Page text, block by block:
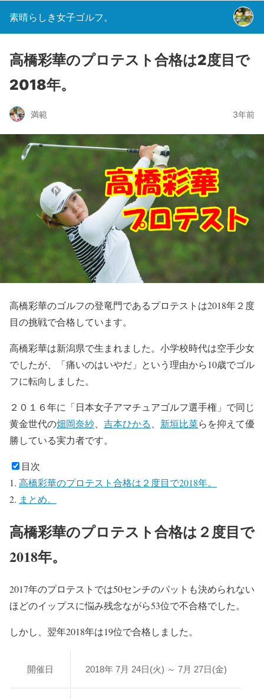
素晴らしき女子ゴルフ。
高橋彩華のプロテスト合格は2度目で
2018年。
満範 3年前
高橋彩華のゴルフの登竜門であるプロテストは2018年２度
目の挑戦で合格しています。
高橋彩華は新潟県で生まれました。小学校時代は空手少女
でしたが、「痛いのはいやだ」という理由から10歳でゴル
フに転向しました。
２０１６年に「日本女子アマチュアゴルフ選手権」で同じ
黄金世代の畑岡奈紗 吉本ひかる 新垣比菜らを抑えて優
勝している実力者です。
目次
高橋彩華のプロテスト合格は２度目で2018年。
まとめ。
高橋彩華のプロテスト合格は２度目で
2018年。
2017年のプロテストでは50センチのパットも決められない
ほどのイップスに悩み残念ながら53位で不合格でした。
しかし、翌年2018年は19位で合格しました。
開催日 2018年 7月 24日(火) ～ 7月 27日(金)